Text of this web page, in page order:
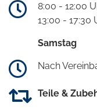
8:00 - 12:00
13:00 - 17:30
Samstag
Nach
Teile &